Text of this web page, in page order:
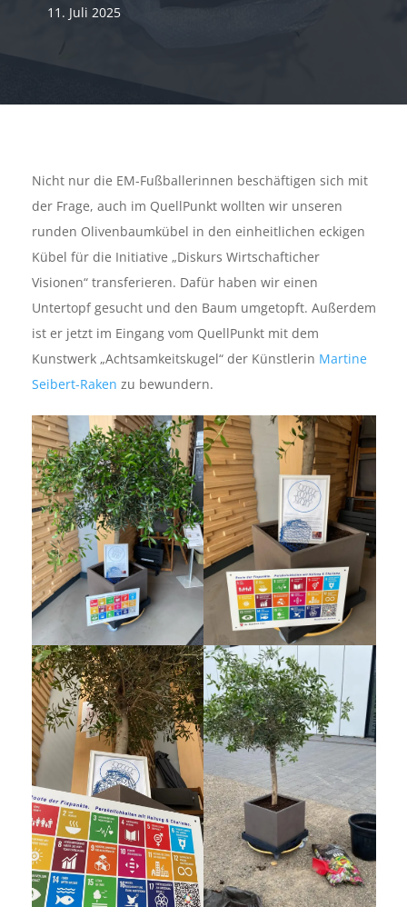
11. Juli 2025
Nicht nur die EM-Fußballerinnen beschäftigen sich mit
der Frage, auch im QuellPunkt wollten wir unseren
runden Olivenbaumkübel in den einheitlichen eckigen
Kübel für die Initiative „Diskurs Wirtschafticher
Visionen“ transferieren. Dafür haben wir einen
Untertopf gesucht und den Baum umgetopft. Außerdem
ist er jetzt im Eingang vom QuellPunkt mit dem
Kunstwerk „Achtsamkeitskugel“ der Künstlerin Martine
Seibert-Raken zu bewundern.